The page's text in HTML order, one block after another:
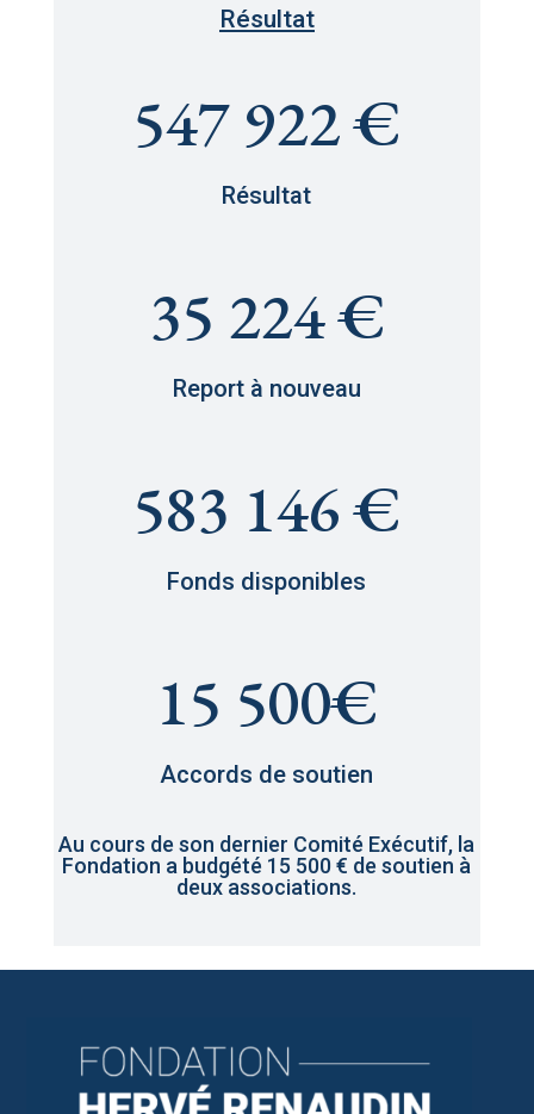
Résultat
547 922 €
Résultat
35 224 €
Report à nouveau
583 146 €
Fonds disponibles
15 500€
Accords de soutien
Au cours de son dernier Comité Exécutif, la
Fondation a budgété 15 500 € de soutien à
deux associations.